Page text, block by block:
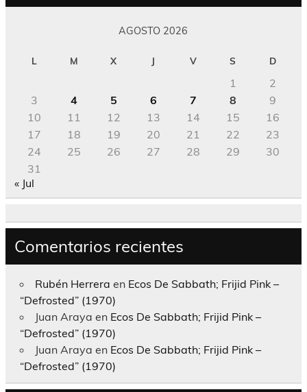
AGOSTO 2026
L M X J V S D
1
2
3
4 5 6 7 8
9
10
11 12 13 14 15
16
17
18 19 20 21 22
23
24
25 26 27 28 29
30
31
« Jul
Comentarios recientes
Rubén Herrera en Ecos De Sabbath; Frijid Pink –
“Defrosted” (1970)
Juan Araya en Ecos De Sabbath; Frijid Pink –
“Defrosted” (1970)
Juan Araya en Ecos De Sabbath; Frijid Pink –
“Defrosted” (1970)